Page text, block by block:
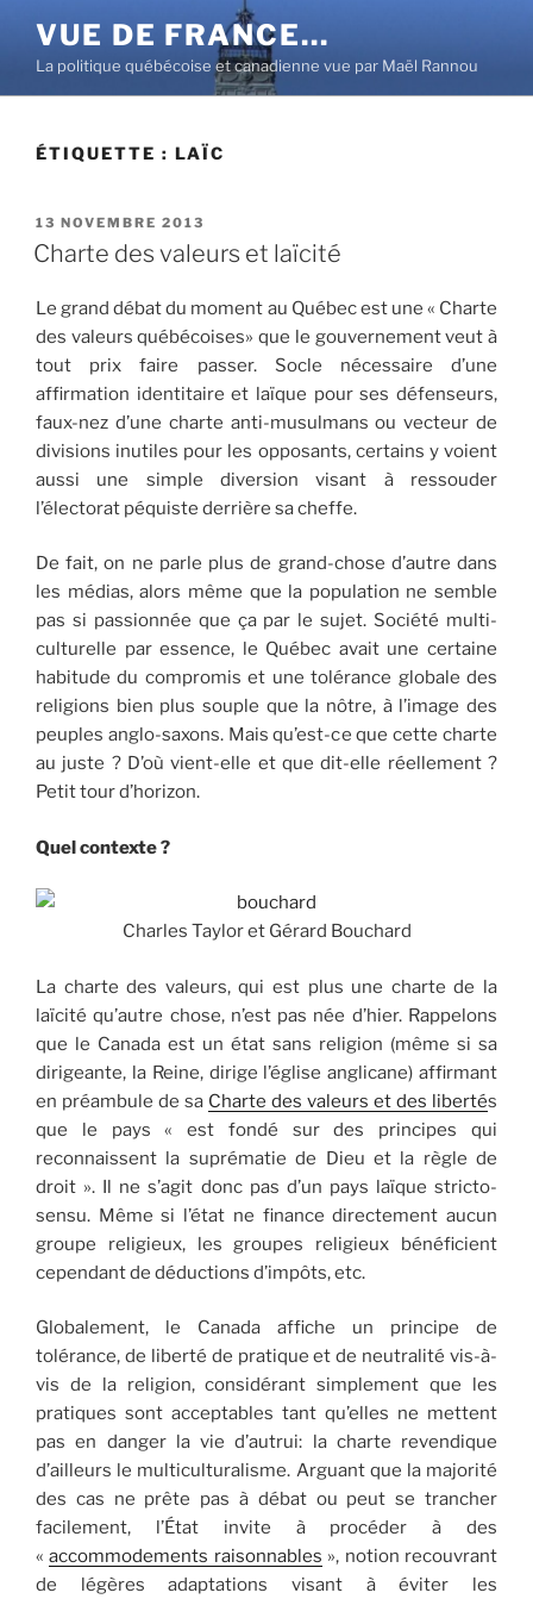
contenu
principal
VUE DE FRANCE…
La politique québécoise et canadienne vue par Maël Rannou
ÉTIQUETTE : LAÏC
PUBLIÉ
LE
13 NOVEMBRE 2013
Charte des valeurs et laïcité
Le grand débat du moment au Québec est une « Charte
des valeurs québécoises» que le gouvernement veut à
tout prix faire passer. Socle nécessaire d’une
affirmation identitaire et laïque pour ses défenseurs,
faux-nez d’une charte anti-musulmans ou vecteur de
divisions inutiles pour les opposants, certains y voient
aussi une simple diversion visant à ressouder
l’électorat péquiste derrière sa cheffe.
De fait, on ne parle plus de grand-chose d’autre dans
les médias, alors même que la population ne semble
pas si passionnée que ça par le sujet. Société multi-
culturelle par essence, le Québec avait une certaine
habitude du compromis et une tolérance globale des
religions bien plus souple que la nôtre, à l’image des
peuples anglo-saxons. Mais qu’est-ce que cette charte
au juste ? D’où vient-elle et que dit-elle réellement ?
Petit tour d’horizon.
Quel contexte ?
Charles Taylor et Gérard Bouchard
La charte des valeurs, qui est plus une charte de la
laïcité qu’autre chose, n’est pas née d’hier. Rappelons
que le Canada est un état sans religion (même si sa
dirigeante, la Reine, dirige l’église anglicane) affirmant
en préambule de sa Charte des valeurs et des libertés
que le pays « est fondé sur des principes qui
reconnaissent la suprématie de Dieu et la règle de
droit ». Il ne s’agit donc pas d’un pays laïque stricto-
sensu. Même si l’état ne finance directement aucun
groupe religieux, les groupes religieux bénéficient
cependant de déductions d’impôts, etc.
Globalement, le Canada affiche un principe de
tolérance, de liberté de pratique et de neutralité vis-à-
vis de la religion, considérant simplement que les
pratiques sont acceptables tant qu’elles ne mettent
pas en danger la vie d’autrui: la charte revendique
d’ailleurs le multiculturalisme. Arguant que la majorité
des cas ne prête pas à débat ou peut se trancher
facilement, l’État invite à procéder à des
«accommodements raisonnables », notion recouvrant
de légères adaptations visant à éviter les